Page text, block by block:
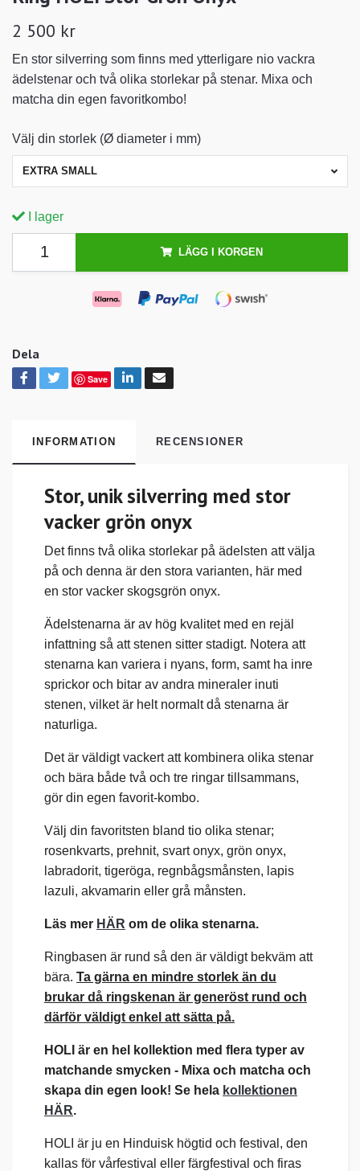
2 500 kr
En stor silverring som finns med ytterligare nio vackra
ädelstenar och två olika storlekar på stenar. Mixa och
matcha din egen favoritkombo!
Välj din storlek (Ø diameter i mm)
EXTRA SMALL
I lager
LÄGG I KORGEN
Dela
Save
INFORMATION RECENSIONER
Stor, unik silverring med stor
vacker grön onyx
Det finns två olika storlekar på ädelsten att välja
på och denna är den stora varianten, här med
en stor vacker skogsgrön onyx.
Ädelstenarna är av hög kvalitet med en rejäl
infattning så att stenen sitter stadigt. Notera att
stenarna kan variera i nyans, form, samt ha inre
sprickor och bitar av andra mineraler inuti
stenen, vilket är helt normalt då stenarna är
naturliga.
Det är väldigt vackert att kombinera olika stenar
och bära både två och tre ringar tillsammans,
gör din egen favorit-kombo.
Välj din favoritsten bland tio olika stenar;
rosenkvarts, prehnit, svart onyx, grön onyx,
labradorit, tigeröga, regnbågsmånsten, lapis
lazuli, akvamarin eller grå månsten.
Läs mer HÄR om de olika stenarna.
Ringbasen är rund så den är väldigt bekväm att
bära. Ta gärna en mindre storlek än du
brukar då ringskenan är generöst rund och
därför väldigt enkel att sätta på.
HOLI är en hel kollektion med flera typer av
matchande smycken - Mixa och matcha och
skapa din egen look! Se hela kollektionen
HÄR.
HOLI är ju en Hinduisk högtid och festival, den
kallas för vårfestival eller färgfestival och firas